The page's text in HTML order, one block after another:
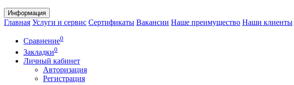
Информация
Главная Услуги и сервис Сертификаты Вакансии Наше преимущество Наши клиенты
Сравнение0
Закладки0
Личный кабинет
Авторизация
Регистрация